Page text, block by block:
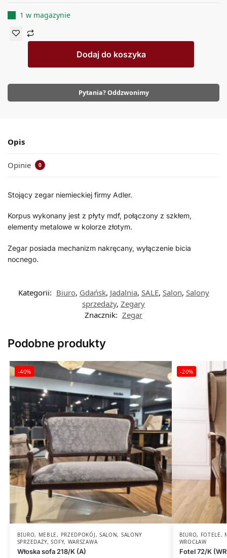
1 w magazynie
Dodaj do koszyka
Pytania? Oddzwonimy
Opis
Opinie 0
Stojący zegar niemieckiej firmy Adler.
Korpus wykonany jest z płyty mdf, połączony z szkłem,
elementy metalowe w kolorze złotym.
Zegar posiada mechanizm nakręcany, wyłączenie bicia
nocnego.
Kategorii: Biuro, Gdańsk, Jadalnia, SALE, Salon, Salony
sprzedaży, Zegary
Znacznik: Zegar
Podobne produkty
-40%
BIURO, MEBLE, PRZEDPOKÓJ, SALON, SALONY
SPRZEDAŻY,SOFY, WARSZAWA
Włoska sofa 218/K (A)
-20%
BIURO, FOTELE,
WROCŁAW
Fotel 72/K